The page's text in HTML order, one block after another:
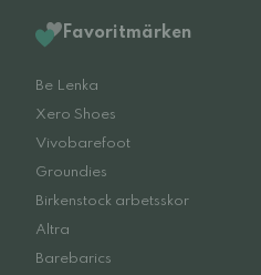
Favoritmärken
Be Lenka
Xero Shoes
Vivobarefoot
Groundies
Birkenstock arbetsskor
Altra
Barebarics